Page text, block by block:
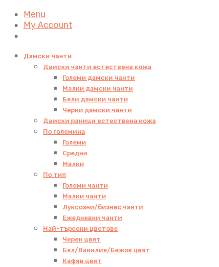
Menu
My Account
Дамски чанти
Дамски чанти естествена кожа
Големи дамски чанти
Малки дамски чанти
Бели дамски чанти
Черни дамски чанти
Дамски раници естествена кожа
По големина
Големи
Средни
Малки
По тип
Големи чанти
Малки чанти
Луксозни/бизнес чанти
Ежедневни чанти
Най-търсени цветове
Черен цвят
Бял/Ванилия/Бежов цвят
Кафяв цвят